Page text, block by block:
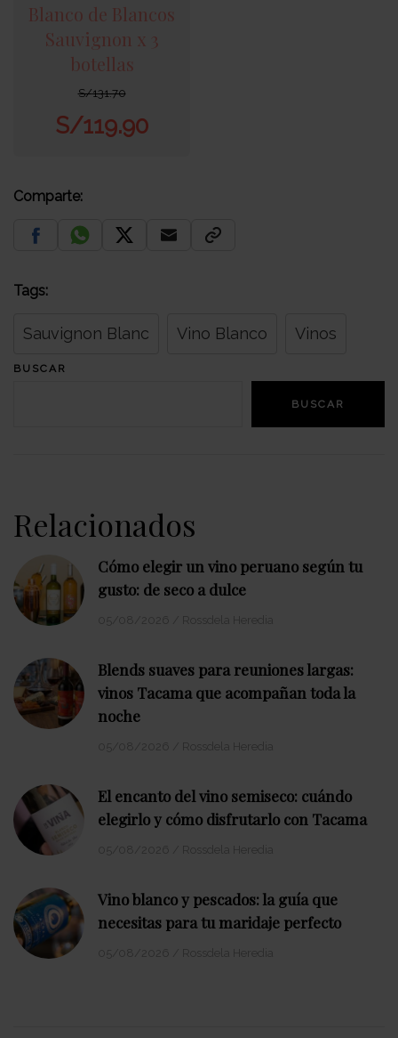
Blanco de Blancos
Sauvignon x 3
botellas
S/131.70
S/119.90
Comparte:
Tags:
Sauvignon Blanc Vino Blanco Vinos
BUSCAR
BUSCAR
Relacionados
Cómo elegir un vino peruano según tu
gusto: de seco a dulce
Blends suaves para reuniones largas:
vinos Tacama que acompañan toda la
noche
El encanto del vino semiseco: cuándo
elegirlo y cómo disfrutarlo con Tacama
Vino blanco y pescados: la guía que
necesitas para tu maridaje perfecto